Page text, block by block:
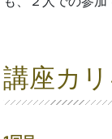
講座カ